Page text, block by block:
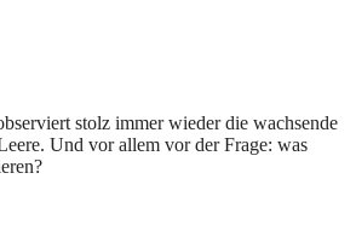
stolz immer wieder die wachsende
Und vor allem vor der Frage: was